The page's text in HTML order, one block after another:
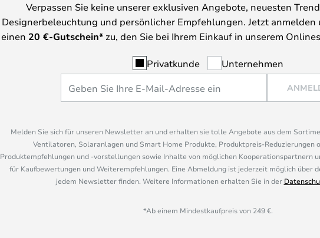
Verpassen Sie keine unserer exklusiven Angebote, neuesten
Designerbeleuchtung und persönlicher Empfehlungen. Jetzt anmelden
einen 20 €-Gutschein*zu, den Sie bei Ihrem Einkauf in unserem
Privatkunde Unternehmen
Melden Sie sich für unseren Newsletter an und erhalten sie tolle Angebote aus dem
Ventilatoren, Solaranlagen und Smart Home Produkte, Produktpreis-Reduzierungen
Produktempfehlungen und -vorstellungen sowie Inhalte von möglichen Kooperationspartnern
für Kaufbewertungen und Weiterempfehlungen. Eine Abmeldung ist jederzeit möglich über
jedem Newsletter finden. Weitere Informationen erhalten Sie in der
*Ab einem Mindestkaufpreis von 249 €.